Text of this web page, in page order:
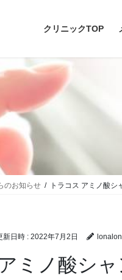
クリニックTOP
のお知らせ トラコス アミノ酸シ
新日時 : 2022年7月2日
ミノ酸シ